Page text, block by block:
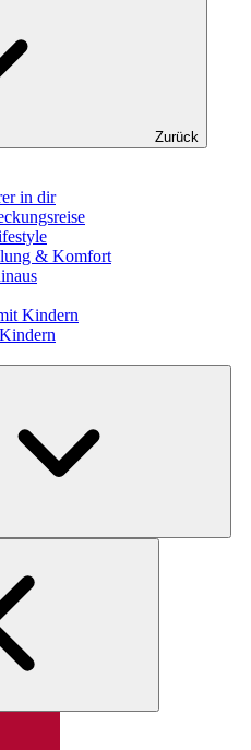
Zurück
in dir
& Komfort
Kindern